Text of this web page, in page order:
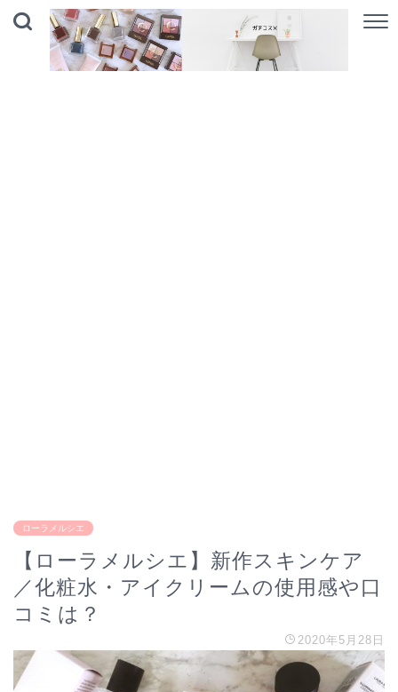
ローラメルシエ
【ローラメルシエ】新作スキンケア
／化粧水・アイクリームの使用感や口
コミは？
2020年5月28日